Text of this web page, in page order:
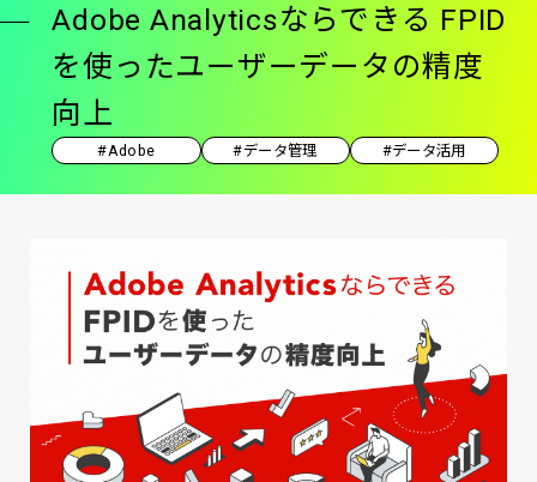
ツ
-
メ
イ
Adobe Analyticsならできる FPID
を使ったユーザーデータの精度
向上
#Adobe #データ管理 #データ活用